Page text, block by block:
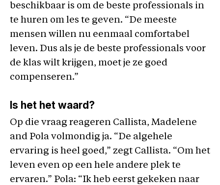
beschikbaar is om de beste professionals in
te huren om les te geven. “De meeste
mensen willen nu eenmaal comfortabel
leven. Dus als je de beste professionals voor
de klas wilt krijgen, moet je ze goed
compenseren.”
Is het het waard?
Op die vraag reageren Callista, Madelene
and Pola volmondig ja. “De algehele
ervaring is heel goed,” zegt Callista. “Om het
leven even op een hele andere plek te
ervaren.” Pola: “Ik heb eerst gekeken naar